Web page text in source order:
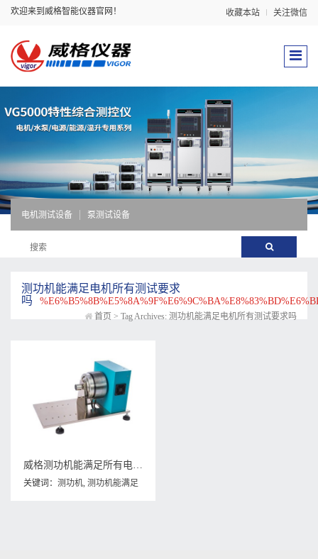
欢迎来到威格智能仪器官网！ 收藏本站 关注微信
电机测试设备 泵测试设备
测功机能满足电机所有测试要求
吗
首页 > Tag Archives: 测功机能满足电机所有测试要求吗
威格测功机能满足所有电机的测试要求吗
关键词： 测功机, 测功机能满足